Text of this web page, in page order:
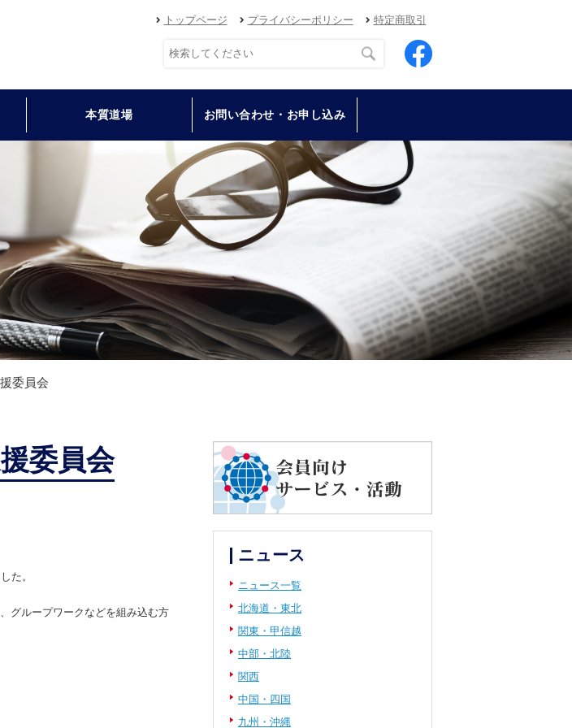
トップページ プライバシーポリシー 特定商取引
本質道場 お問い合わせ・お申し込み
委員会
委員会
た。
グループワークなどを組み込む方
ニュース
ニュース一覧
北海道・東北
関東・甲信越
中部・北陸
関西
中国・四国
九州・沖縄